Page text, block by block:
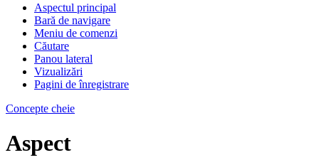
Aspectul principal
Bară de navigare
Meniu de comenzi
Căutare
Panou lateral
Vizualizări
Pagini de înregistrare
Concepte cheie
Aspect